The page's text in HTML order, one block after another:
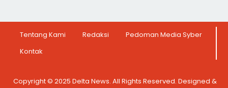
Tentang Kami Redaksi
Pedoman Media Syber
Kontak
Copyright © 2025 Delta News. All Rights Reserved. Designed &